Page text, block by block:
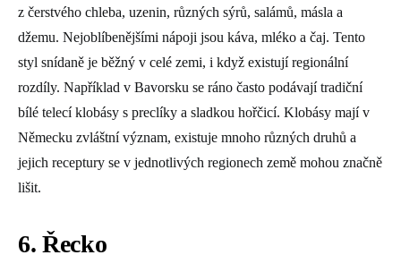
z čerstvého chleba, uzenin, různých sýrů, salámů, másla a
džemu. Nejoblíbenějšími nápoji jsou káva, mléko a čaj. Tento
styl snídaně je běžný v celé zemi, i když existují regionální
rozdíly. Například v Bavorsku se ráno často podávají tradiční
bílé telecí klobásy s preclíky a sladkou hořčicí. Klobásy mají v
Německu zvláštní význam, existuje mnoho různých druhů a
jejich receptury se v jednotlivých regionech země mohou značně
lišit.
6. Řecko